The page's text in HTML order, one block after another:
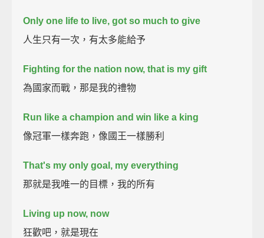
Only one life to live, got so much to give
人生只有一次，有太多能給予
Fighting for the nation now, that is my gift
為國家而戰，那是我的禮物
Run like a champion and win like a king
像冠軍一樣奔跑，像國王一樣勝利
That's my only goal, my everything
那就是我唯一的目標，我的所有
Living up now, now
狂歡吧，就是現在